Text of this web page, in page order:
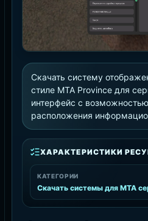
Скачать систему
стиле MTA Province для
интерфейс с
расположения
ХАРАКТЕРИСТИКИ
КАТЕГОРИИ
Скачать системы для MTA